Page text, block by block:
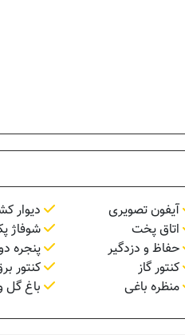
آیفون تصویری دیوار
اتاق پخت شوفاژ
حفاظ و دزدگیر پنجره
کنتور گاز کنتور
منظره باغی باغ گل